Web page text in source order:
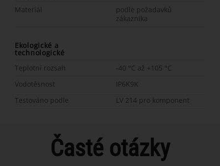
Materiál
podle požadavků
zákazníka
Ekologické a
technologické
Teplotní rozsah
-40 °C až +105 °C
Vodotěsnost
IP6K9K
Testováno podle
LV 214 pro komponent
Časté otázky